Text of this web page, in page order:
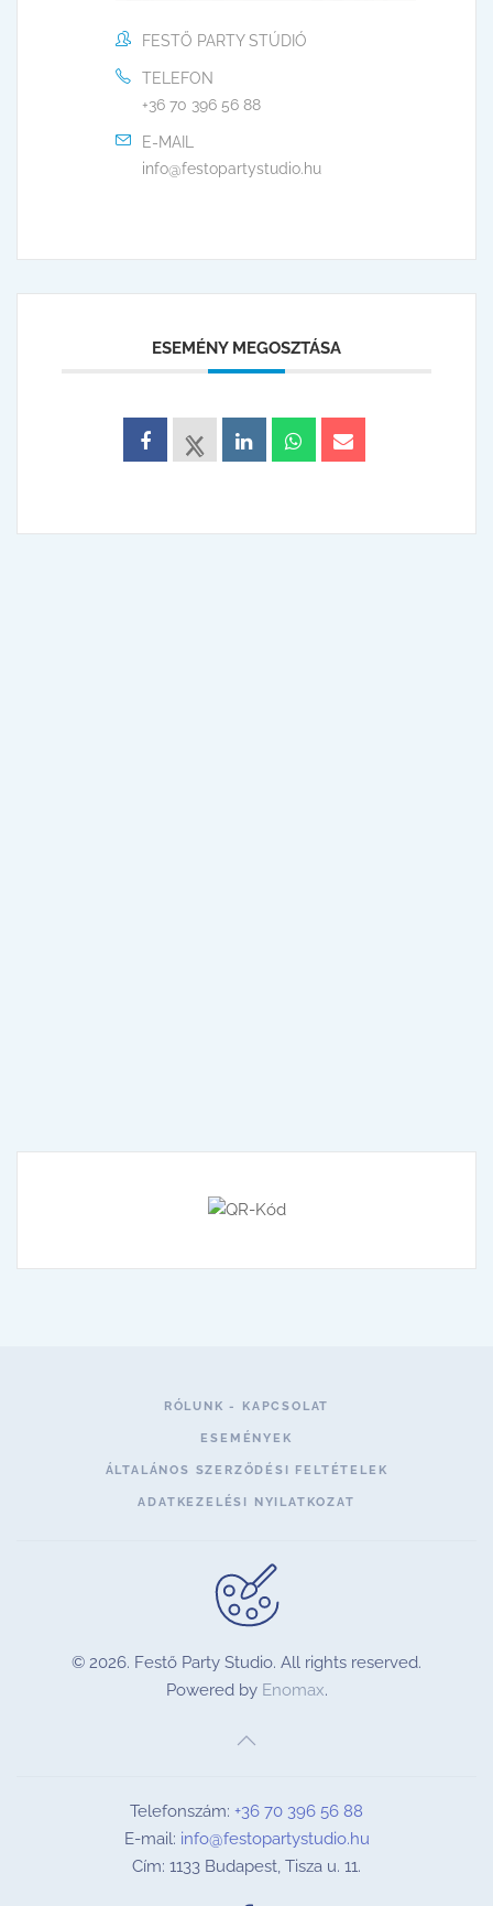
FESTŐ PARTY STÚDIÓ
TELEFON
+36 70 396 56 88
E-MAIL
info@festopartystudio.hu
ESEMÉNY MEGOSZTÁSA
RÓLUNK - KAPCSOLAT
ESEMÉNYEK
ÁLTALÁNOS SZERZŐDÉSI FELTÉTELEK
ADATKEZELÉSI NYILATKOZAT
© 2026. Festő Party Studio. All rights reserved.
Powered by Enomax.
Telefonszám: +36 70 396 56 88
E-mail: info@festopartystudio.hu
Cím: 1133 Budapest, Tisza u. 11.